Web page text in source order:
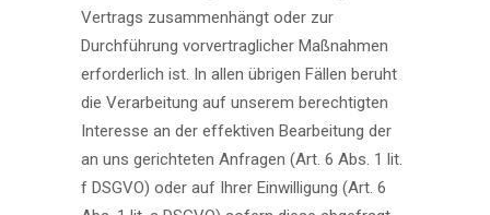
Vertrags zusammenhängt oder zur
Durchführung vorvertraglicher Maßnahmen
erforderlich ist. In allen übrigen Fällen beruht
die Verarbeitung auf unserem berechtigten
Interesse an der effektiven Bearbeitung der
an uns gerichteten Anfragen (Art. 6 Abs. 1 lit.
f DSGVO) oder auf Ihrer Einwilligung (Art. 6